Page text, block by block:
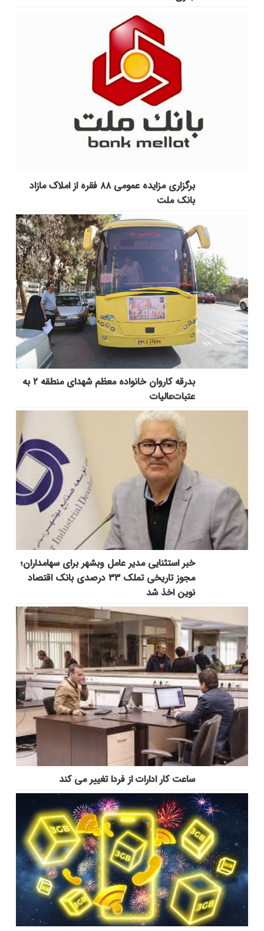
برگزاری مزایده عمومی ۸۸ فقره از املاک مازاد
بانک ملت
بدرقه کاروان خانواده معظم شهدای منطقه ۲ به
عتبات‌عالیات
خبر استثنایی مدیر عامل وبشهر برای سهامداران؛
مجوز تاریخی تملک ۳۳ درصدی بانک اقتصاد
نوین اخذ شد
ساعت کار ادارات از فردا تغییر می کند